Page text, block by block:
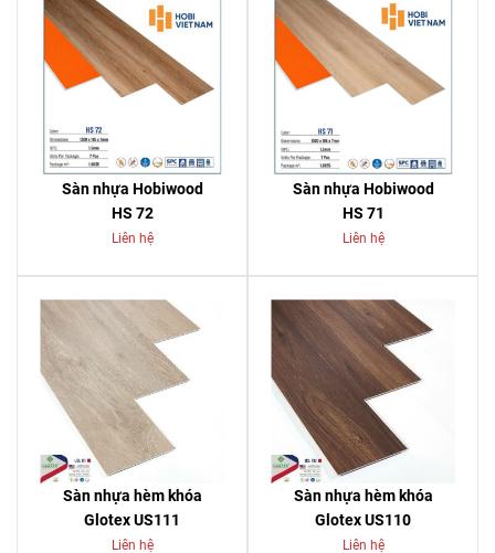
Sàn nhựa Hobiwood
HS 72
Liên hệ
Sàn nhựa Hobiwood
HS 71
Liên hệ
Sàn nhựa hèm khóa
Glotex US111
Liên hệ
Sàn nhựa hèm khóa
Glotex US110
Liên hệ